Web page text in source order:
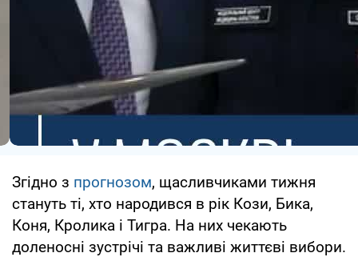
Згідно з прогнозом, щасливчиками тижня
стануть ті, хто народився в рік Кози, Бика,
Коня, Кролика і Тигра. На них чекають
доленосні зустрічі та важливі життєві вибори.